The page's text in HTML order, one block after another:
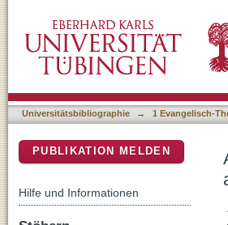
Universitätsbibliographie → 1 Evangelisch-
PUBLIKATION MELDEN
Hilfe und Informationen